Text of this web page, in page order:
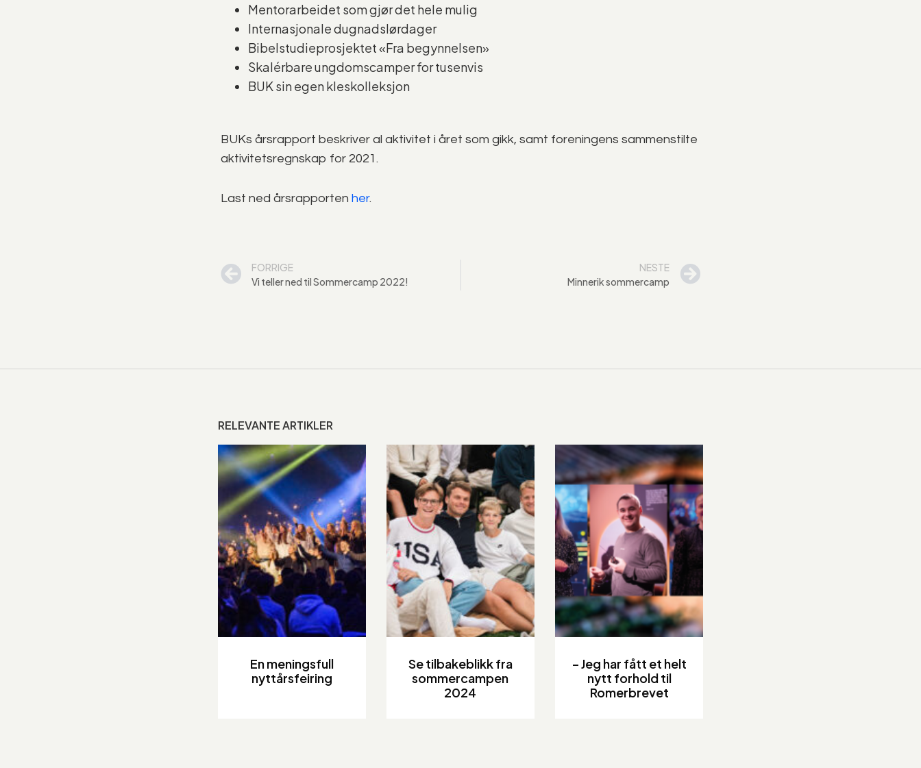
Mentorarbeidet som gjør det hele mulig
Internasjonale dugnadslørdager
Bibelstudieprosjektet «Fra begynnelsen»
Skalérbare ungdomscamper for tusenvis
BUK sin egen kleskolleksjon
BUKs årsrapport beskriver al aktivitet i året som gikk, samt foreningens sammenstilte
aktivitetsregnskap for 2021.
Last ned årsrapporten her.
FORRIGE
Vi teller ned til Sommercamp 2022!
NESTE
Minnerik sommercamp
RELEVANTE ARTIKLER
En meningsfull
nyttårsfeiring
Se tilbakeblikk fra
sommercampen
2024
– Jeg har fått et helt
nytt forhold til
Romerbrevet